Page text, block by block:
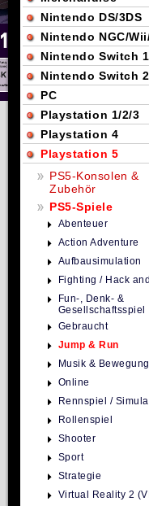
Nintendo DS/3DS
Nintendo NGC/
Nintendo Switch 1
Nintendo Switch 2
PC
Playstation 1/2/3
Playstation 4
Playstation 5
PS5-Konsolen &
Zubehör
PS5-Spiele
Abenteuer
Action Adventure
Aufbausimulation
Fighting / Hack
Fun-, Denk- &
Gesellschaftsspiel
Gebraucht
Jump & Run
Musik & Bewegung
Online
Rennspiel /
Rollenspiel
Shooter
Sport
Strategie
Virtual Reality 2